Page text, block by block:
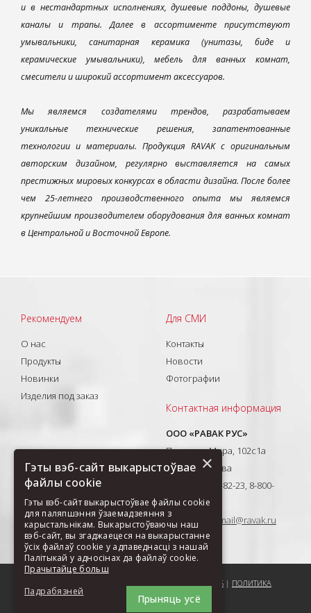
и в нестандартных исполнениях, душевые поддоны, душевые
каналы и трапы. Далее в ассортименте присутствуют
умывальники, санитарная керамика (унитазы, биде и
керамические умывальники), мебель для ванных комнат,
смесители и широкий ассортимент аксессуаров.
Мы являемся создателями трендов, разрабатываем
уникальные технические решения, запатентованные
технологии и материалы. Продукция RAVAK с оригинальным
авторским дизайном, регулярно выставляется на самых
престижных мировых конкурсах в области дизайна. После более
чем 25-летнего производственного опыта мы являемся
крупнейшим производителем оборудования для ванных комнат
в Центральной и Восточной Европе.
Рекомендуем
О нас
Продукты
Новинки
Изделия под заказ
Для СМИ
Контакты
Новости
Фотографии
Контактная информация
ООО «РАВАК РУС»
Проспект Мира, 102с1а
129626, Москва
T: +7(495) 710-82-23, 8-800-
333-41-51
E-mail:ravak-mail@ravak.ru
COOKIES | ПОЛИТИКА
ОБРАБОТКИ ДАННЫХ ООО РАВАК РУС
×
Гэты вэб-сайт выкарыстоўвае
файлы cookie
Гэты вэб-сайт выкарыстоўвае файлы cookie
для паляпшэння ўзаемадзеяння з
карыстальнікам. Выкарыстоўваючы наш
вэб-сайт, вы згаджаецеся на выкарыстанне
ўсіх файлаў cookie у адпаведнасці з нашай
Палітыкай у адносінах да файлаў cookie.
Прачытайце больш
Прыняць усё
Падрабязней